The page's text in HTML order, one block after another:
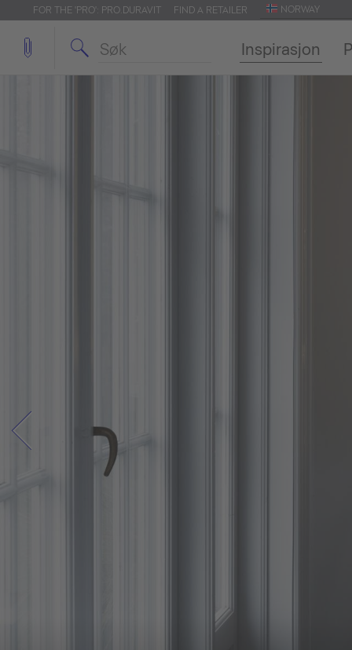
FOR THE 'PRO': PRO.DURAVIT FIND A RETAILER NORWAY
Inspirasjon